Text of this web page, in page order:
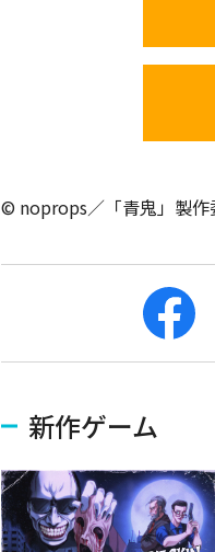
© noprops／「青鬼」製作
新作ゲーム